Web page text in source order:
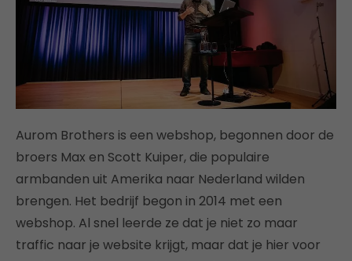
Aurom Brothers is een webshop, begonnen door de
broers Max en Scott Kuiper, die populaire
armbanden uit Amerika naar Nederland wilden
brengen. Het bedrijf begon in 2014 met een
webshop. Al snel leerde ze dat je niet zo maar
traffic naar je website krijgt, maar dat je hier voor